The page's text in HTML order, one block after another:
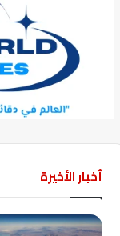
أخبار الأخيرة